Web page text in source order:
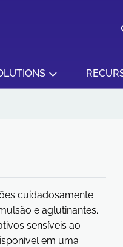
cuidadosamente
e aglutinantes.
sensíveis ao
em uma